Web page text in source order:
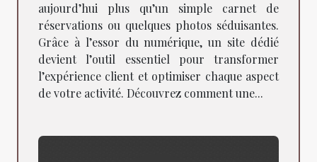
aujourd’hui plus qu’un simple carnet de
réservations ou quelques photos séduisantes.
Grâce à l’essor du numérique, un site dédié
devient l’outil essentiel pour transformer
l’expérience client et optimiser chaque aspect
de votre activité. Découvrez comment une...